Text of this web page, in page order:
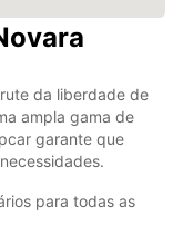
da liberdade de
ampla gama de
garante que
para todas as